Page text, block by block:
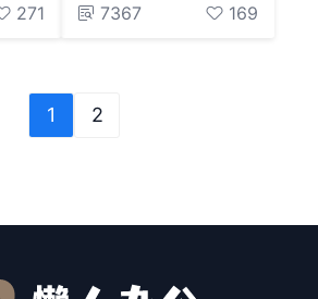
271 7367 169
1 2